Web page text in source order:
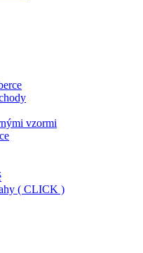
vzormi
( CLICK )